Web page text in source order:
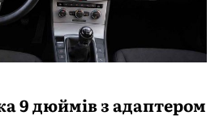
9 дюймів з адаптером